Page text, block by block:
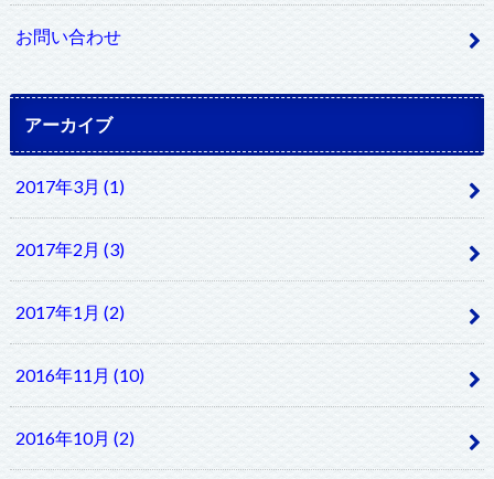
お問い合わせ
アーカイブ
2017年3月 (1)
2017年2月 (3)
2017年1月 (2)
2016年11月 (10)
2016年10月 (2)